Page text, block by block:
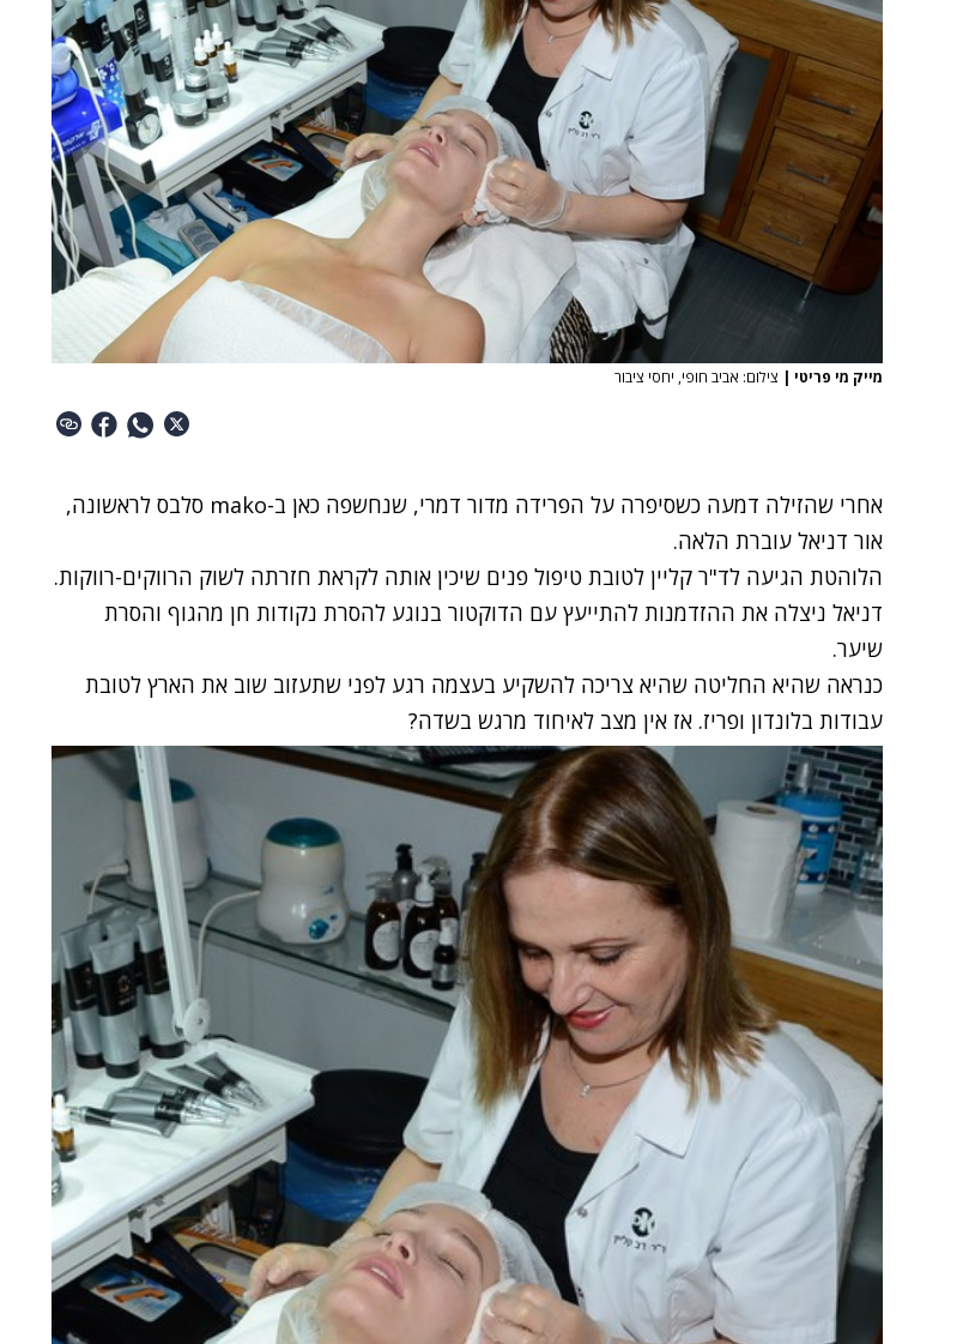
מייק מי פריטי | צילום: אביב חופי, יחסי ציבור
אחרי שהזילה דמעה כשסיפרה על הפרידה מדור דמרי, שנחשפה כאן ב-mako סלבס לראשונה
,
אור דניאל עוברת הלאה.
הלוהטת הגיעה לד"ר קליין לטובת טיפול פנים שיכין אותה לקראת חזרתה לשוק הרווקים-רווקות.
דניאל ניצלה את ההזדמנות להתייעץ עם הדוקטור בנוגע להסרת נקודות חן מהגוף והסרת
שיער.
כנראה שהיא החליטה שהיא צריכה להשקיע בעצמה רגע לפני שתעזוב שוב את הארץ לטובת
עבודות בלונדון ופריז. אז אין מצב לאיחוד מרגש בשדה?